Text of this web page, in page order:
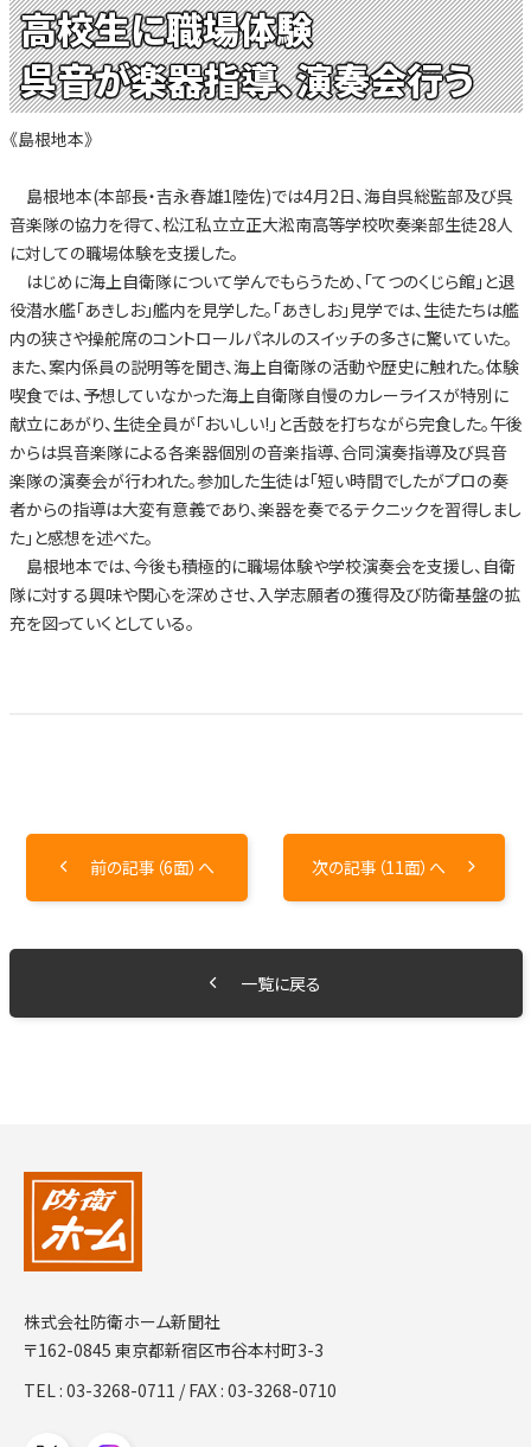
高校生に職場体験
呉音が楽器指導、演奏会行う
《島根地本》
島根地本(本部長・吉永春雄1陸佐)では4月2日、海自呉総監部及び呉
音楽隊の協力を得て、松江私立立正大淞南高等学校吹奏楽部生徒28人
に対しての職場体験を支援した。
はじめに海上自衛隊について学んでもらうため、「てつのくじら館」と退
役潜水艦「あきしお」艦内を見学した。「あきしお」見学では、生徒たちは艦
内の狭さや操舵席のコントロールパネルのスイッチの多さに驚いていた。
また、案内係員の説明等を聞き、海上自衛隊の活動や歴史に触れた。体験
喫食では、予想していなかった海上自衛隊自慢のカレーライスが特別に
献立にあがり、生徒全員が「おいしい!」と舌鼓を打ちながら完食した。午後
からは呉音楽隊による各楽器個別の音楽指導、合同演奏指導及び呉音
楽隊の演奏会が行われた。参加した生徒は「短い時間でしたがプロの奏
者からの指導は大変有意義であり、楽器を奏でるテクニックを習得しまし
た」と感想を述べた。
島根地本では、今後も積極的に職場体験や学校演奏会を支援し、自衛
隊に対する興味や関心を深めさせ、入学志願者の獲得及び防衛基盤の拡
充を図っていくとしている。
前の記事（6面）へ 次の記事（11面）へ
一覧に戻る
株式会社防衛ホーム新聞社
〒162-0845 東京都新宿区市谷本村町3-3
TEL :03-3268-0711 / FAX : 03-3268-0710